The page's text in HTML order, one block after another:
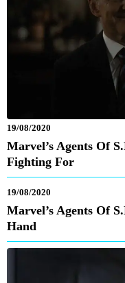
19/08/2020
Marvel’s Agents Of
Fighting For
19/08/2020
Marvel’s Agents Of
Hand